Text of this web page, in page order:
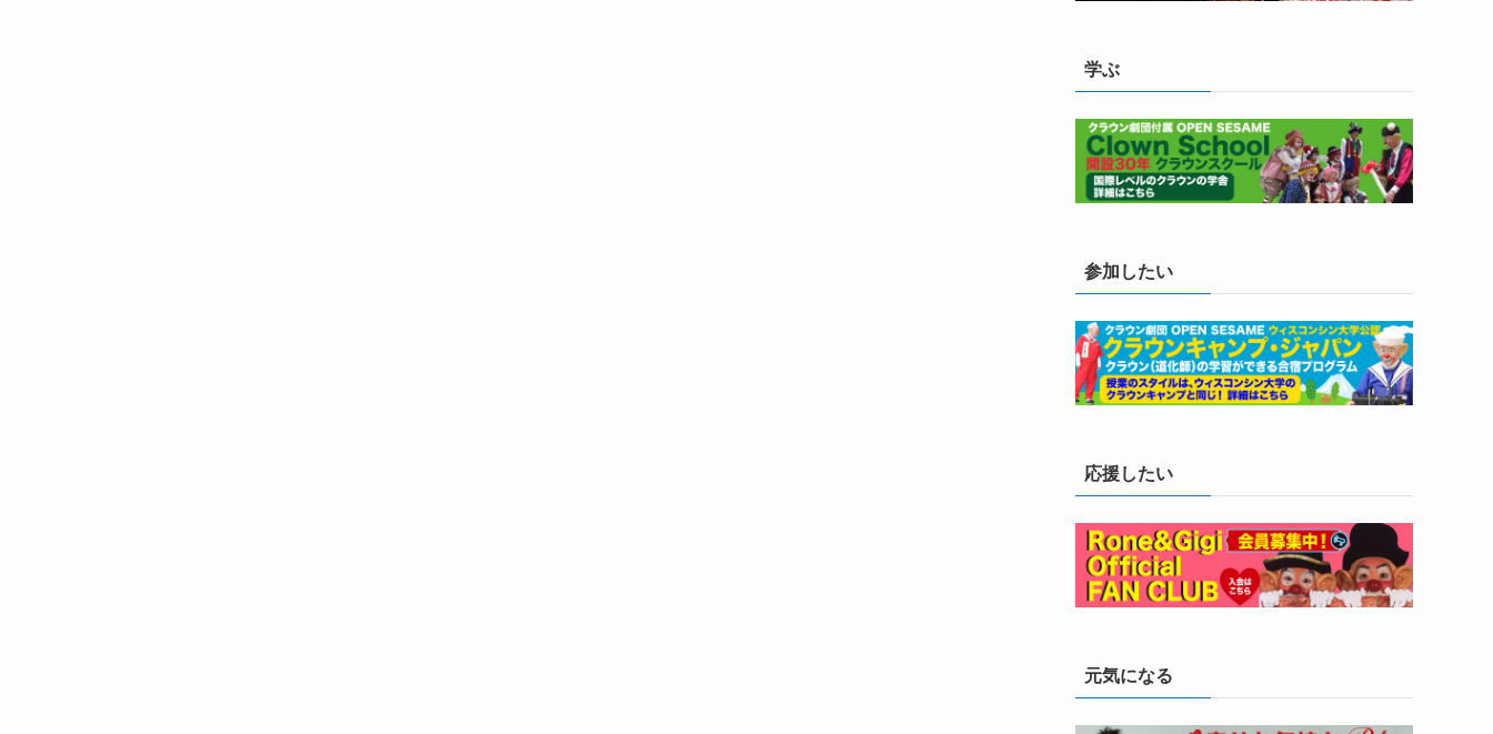
学ぶ
参加したい
応援したい
元気になる